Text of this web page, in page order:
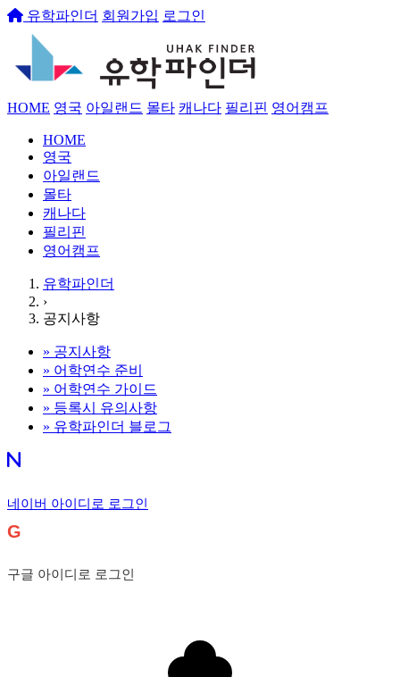
유학파인더 회원가입 로그인
HOME 영국 아일랜드 몰타 캐나다 필리핀 영어캠프
HOME
영국
아일랜드
몰타
캐나다
필리핀
영어캠프
유학파인더
›
공지사항
» 공지사항
» 어학연수 준비
» 어학연수 가이드
» 등록시 유의사항
» 유학파인더 블로그
네이버 아이디로 로그인
G
구글 아이디로 로그인